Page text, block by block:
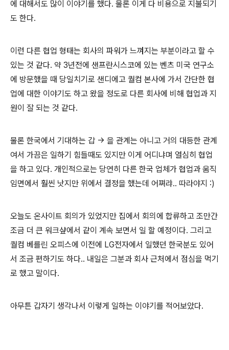
에 대해서도 많이 이야기를 했다. 물론 이게 다 비용으로 지불되기
도 한다.
이런 다른 협업 형태는 회사의 파워가 느껴지는 부분이라고 할 수
있는 것 같다. 약 3년전에 샌프란시스코에 있는 벤츠 미국 연구소
에 방문했을 때 당일치기로 샌디에고 퀄컴 본사에 가서 간단한 협
업에 대한 이야기도 하고 왔을 정도로 다른 회사에 비해 협업과 지
원이 잘 되는 것 같다.
물론 한국에서 기대하는 갑 -> 을 관계는 아니고 거의 대등한 관계
여서 가끔은 일하기 힘들때도 있지만 이게 어디냐며 열심히 협업
을 하고 있다. 개인적으로는 당연히 다른 한국 업체가 협업과 움직
임면에서 훨씬 낫지만 위에서 결정을 했는데 어쪄랴.. 따라야지 :)
오늘도 온사이트 회의가 있었지만 집에서 회의에 합류하고 조만간
조금 더 큰 워크샾에서 같이 계속 보면서 일 할 예정이다. 그리고
퀄컴 베를린 오피스에 이전에 LG전자에서 일했던 한국분도 있어
서 조금 편하기도 하다.. 내일은 그분과 회사 근처에서 점심을 먹기
로 했고 말이다.
아무튼 갑자기 생각나서 이렇게 일하는 이야기를 적어보았다.